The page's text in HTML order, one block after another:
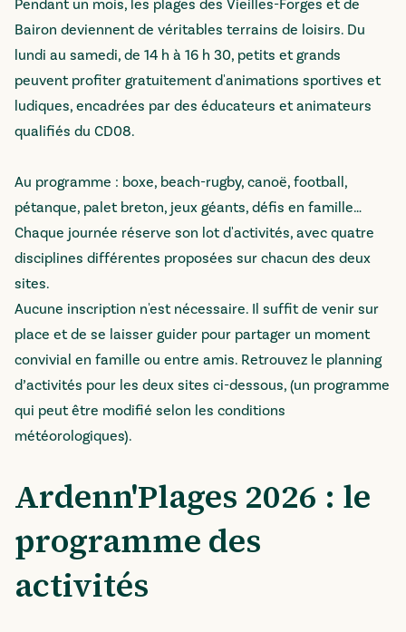
Pendant un mois, les plages des Vieilles-Forges et de
Bairon deviennent de véritables terrains de loisirs. Du
lundi au samedi, de 14 h à 16 h 30, petits et grands
peuvent profiter gratuitement d'animations sportives et
ludiques, encadrées par des éducateurs et animateurs
qualifiés du CD08.
Au programme : boxe, beach-rugby, canoë, football,
pétanque, palet breton, jeux géants, défis en famille…
Chaque journée réserve son lot d'activités, avec quatre
disciplines différentes proposées sur chacun des deux
sites.
Aucune inscription n'est nécessaire. Il suffit de venir sur
place et de se laisser guider pour partager un moment
convivial en famille ou entre amis. Retrouvez le planning
d’activités pour les deux sites ci-dessous, (un programme
qui peut être modifié selon les conditions
météorologiques).
Ardenn'Plages 2026 : le
programme des
activités